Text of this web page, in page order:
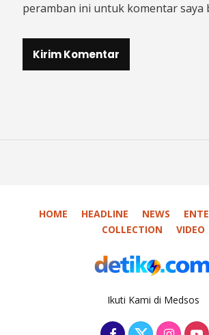
peramban ini untuk komentar saya
HOME HEADLINE NEWS
COLLECTION
VIDEO
Ikuti Kami di Medsos